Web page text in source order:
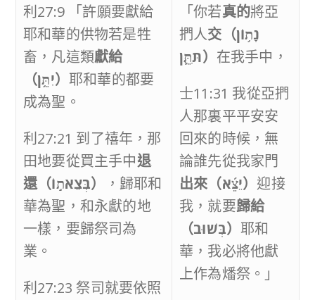
利27:9 「許願要獻給
耶和華的供物若是牲
畜，凡這類獻給
（יִתֵּ֥ן）耶和華的都要
成為聖。
利27:21 到了禧年，那
田地要從買主手中退
還（בְּצֵאת֣וֹ）
，歸耶和
華為聖，和永獻的地
一樣，要歸祭司為
業。
利27:23 祭司就要依照
「你若真的將亞
捫人交（נָת֥וֹן
תִּתֵּ֛ן） 在我手中，
士11:31 我從亞捫
人那裏平平安安
回來的時候，無
論誰先從我家門
出來（יֵצֵ֜א）迎接
我，就要歸給
（בְּשׁוּב）耶和
華，我必將他獻
上作為燔祭。」